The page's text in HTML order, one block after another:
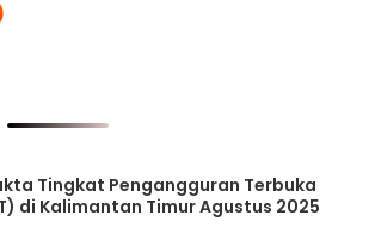
Tingkat Pengangguran Terbuka
di Kalimantan Timur Agustus 2025